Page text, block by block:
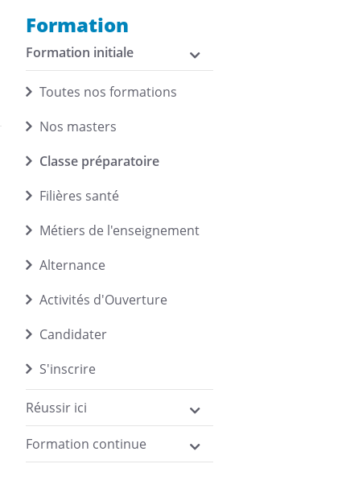
Formation
Formation initiale
Toutes nos formations
Nos masters
Classe préparatoire
Filières santé
Métiers de l'enseignement
Alternance
Activités d'Ouverture
Candidater
S'inscrire
Réussir ici
Formation continue